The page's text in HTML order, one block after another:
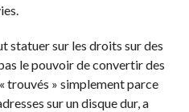
statuer sur les droits sur des
le pouvoir de convertir des
trouvés » simplement parce
sur un disque dur, a